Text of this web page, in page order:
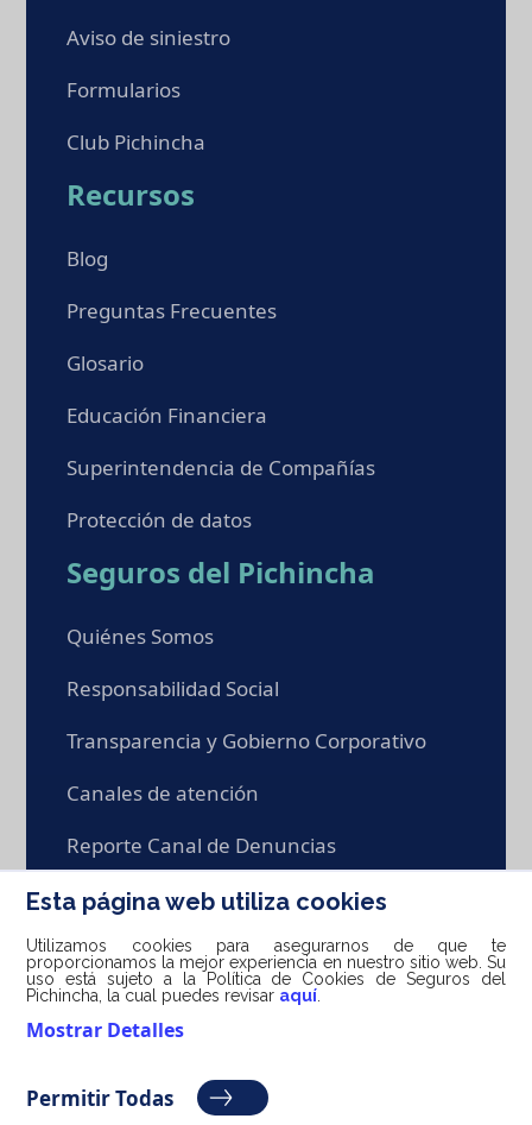
Esta página web utiliza cookies
Utilizamos cookies para asegurarnos de que te
proporcionamos la mejor experiencia en nuestro sitio web. Su
uso está sujeto a la Política de Cookies de Seguros del
Pichincha, la cual puedes revisar aquí
Mostrar Detalles
Permitir Todas
Aviso de siniestro
Formularios
Club Pichincha
Recursos
Blog
Preguntas Frecuentes
Glosario
Educación Financiera
Superintendencia de Compañías
Protección de datos
Seguros del Pichincha
Quiénes Somos
Responsabilidad Social
Transparencia y Gobierno Corporativo
Canales de atención
Reporte Canal de Denuncias
Trabaja con nosotros
info@seg-pichincha.com / 1800 400 400 /
Powered byMonkey Plus